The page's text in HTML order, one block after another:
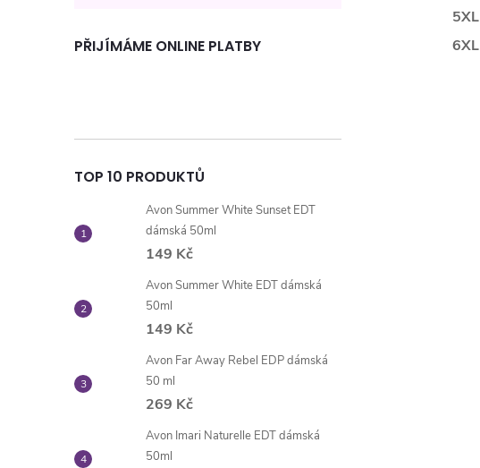
PŘIJÍMÁME ONLINE PLATBY
TOP 10 PRODUKTŮ
Avon Summer White Sunset EDT
dámská 50ml
149 Kč
Avon Summer White EDT dámská
50ml
149 Kč
Avon Far Away Rebel EDP dámská
50 ml
269 Kč
Avon Imari Naturelle EDT dámská
50ml
5XL
6XL